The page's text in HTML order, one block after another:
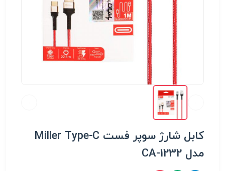
کابل شارژ سوپر فست Miller Type-C
مدل CA-1232